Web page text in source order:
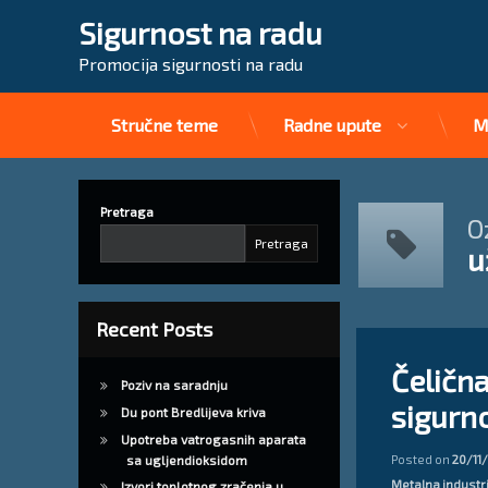
Preskoči
Sigurnost na radu
Promocija sigurnosti na radu
Stručne teme Radne upute
Posted on20/
Kategorije:
Metalna
sajla za vuču
sajle za dizalice
užan za kran
Pretraga
Pretraga
Recent Posts
Poziv na saradnju
Du pont Bredlijeva kriva
Upotreba vatrogasnih aparata
sa ugljendioksidom